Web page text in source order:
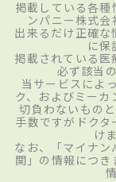
掲載している各
ンパニー株式会
出来るだけ正確な
に保
掲載されている医
必ず該当
当サービスによ
ク、およびミー
切負わないもの
手数ですがドク
け
なお、「マイナン
関」の情報につき